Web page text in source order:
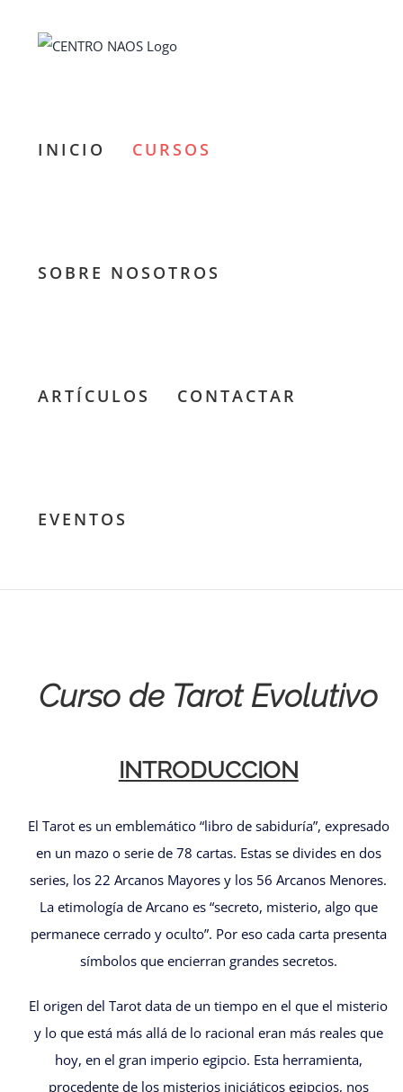
INICIO CURSOS
SOBRE NOSOTROS
ARTÍCULOS CONTACTAR
EVENTOS
Curso de Tarot Evolutivo
INTRODUCCION
El Tarot es un emblemático “libro de sabiduría”, expresado
en un mazo o serie de 78 cartas. Estas se divides en dos
series, los 22 Arcanos Mayores y los 56 Arcanos Menores.
La etimología de Arcano es “secreto, misterio, algo que
permanece cerrado y oculto”. Por eso cada carta presenta
símbolos que encierran grandes secretos.
El origen del Tarot data de un tiempo en el que el misterio
y lo que está más allá de lo racional eran más reales que
hoy, en el gran imperio egipcio. Esta herramienta,
procedente de los misterios iniciáticos egipcios, nos